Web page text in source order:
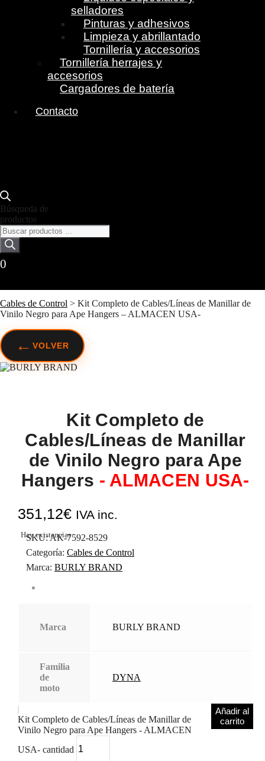
Cables de Control > Kit Completo de Cables/Líneas de Manillar de
Vinilo Negro para Ape Hangers – ALMACEN USA-
selladores
Pinturas y adhesivos
Limpieza y abrillantado
Tornillería y accesorios
Tornillería herrajes y
accesorios
Cargadores de batería
Contacto
Búsqueda de
productos
0
← VOLVER
Kit Completo de
Cables/Líneas de Manillar
de Vinilo Negro para Ape
Hangers - ALMACEN USA-
351,12€ IVA inc.
Hay existencias
SKU:AK-7592-8529
Categoría: Cables de Control
Marca: BURLY BRAND
Marca BURLY BRAND
Familia
de
moto
DYNA
Kit Completo de Cables/Líneas de Manillar de
Vinilo Negro para Ape Hangers - ALMACEN
USA- cantidad
Añadir al
carrito